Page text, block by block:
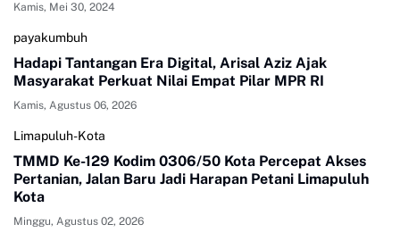
Kamis, Mei 30, 2024
payakumbuh
Hadapi Tantangan Era Digital, Arisal Aziz Ajak
Masyarakat Perkuat Nilai Empat Pilar MPR RI
Kamis, Agustus 06, 2026
Limapuluh-Kota
TMMD Ke-129 Kodim 0306/50 Kota Percepat Akses
Pertanian, Jalan Baru Jadi Harapan Petani Limapuluh
Kota
Minggu, Agustus 02, 2026